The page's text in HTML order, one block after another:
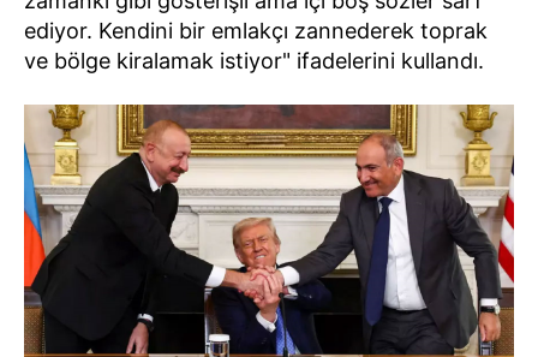
ediyor. Kendini bir emlakçı zannederek toprak
ve bölge kiralamak istiyor" ifadelerini kullandı.